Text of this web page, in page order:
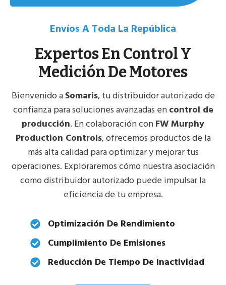
Envíos A Toda La República
Expertos En Control Y
Medición De Motores
Bienvenido aSomaris, tu distribuidor autorizado de
confianza para soluciones avanzadas encontrol de
producción. En colaboración conFW Murphy
Production Controls, ofrecemos productos de la
más alta calidad para optimizar y mejorar tus
operaciones. Exploraremos cómo nuestra asociación
como distribuidor autorizado puede impulsar la
eficiencia de tu empresa.
Optimización De Rendimiento
Cumplimiento De Emisiones
Reducción De Tiempo De Inactividad